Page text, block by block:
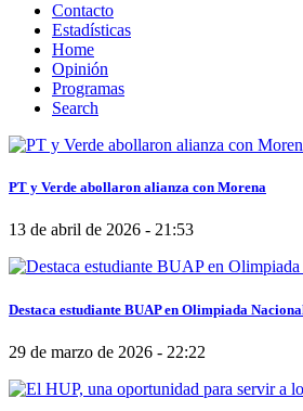
Contacto
Estadísticas
Home
Opinión
Programas
Search
PT y Verde abollaron alianza con Morena
13 de abril de 2026 - 21:53
Destaca estudiante BUAP en Olimpiada
29 de marzo de 2026 - 22:22